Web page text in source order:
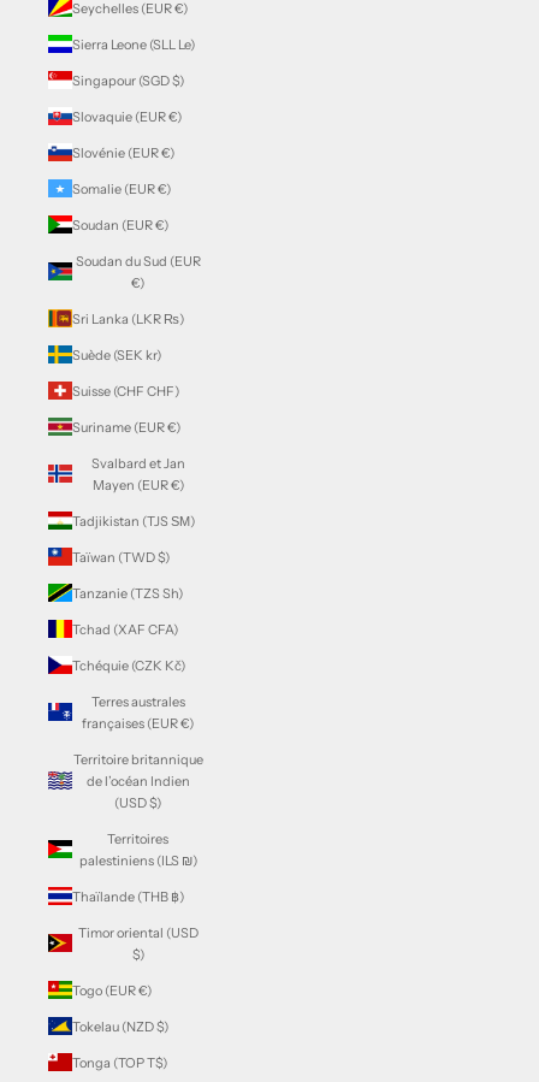
Seychelles (EUR €)
Sierra Leone (SLL Le)
Singapour (SGD $)
Slovaquie (EUR €)
Slovénie (EUR €)
Somalie (EUR €)
Soudan (EUR €)
Soudan du Sud (EUR
€)
Sri Lanka (LKR ₨)
Suède (SEK kr)
Suisse (CHF CHF)
Suriname (EUR €)
Svalbard et Jan
Mayen (EUR €)
Tadjikistan (TJS ЅМ)
Taïwan (TWD $)
Tanzanie (TZS Sh)
Tchad (XAF CFA)
Tchéquie (CZK Kč)
Terres australes
françaises (EUR €)
Territoire britannique
de l’océan Indien
(USD $)
Territoires
palestiniens (ILS ₪)
Thaïlande (THB ฿)
Timor oriental (USD
$)
Togo (EUR €)
Tokelau (NZD $)
Tonga (TOP T$)